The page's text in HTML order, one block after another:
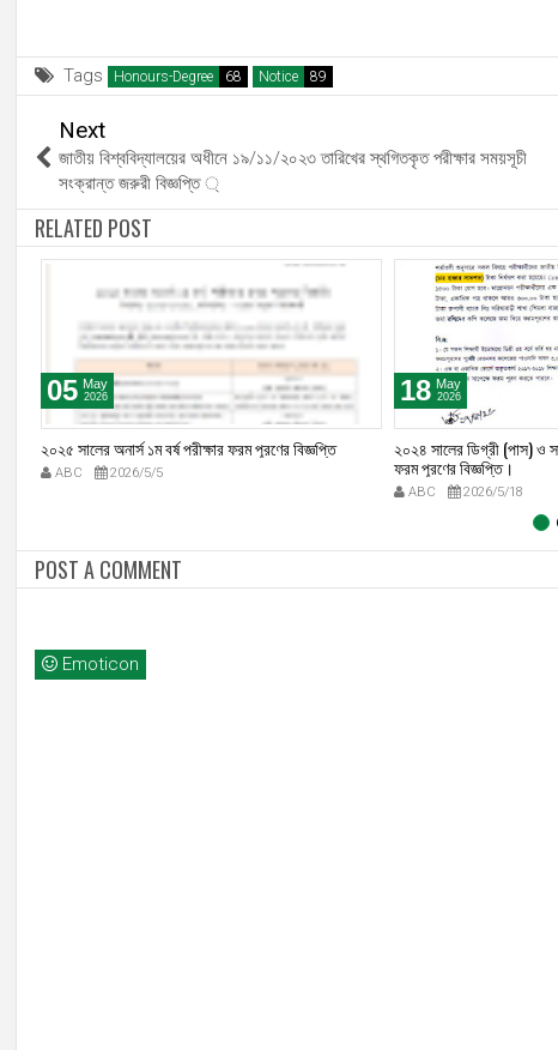
Tags Honours-Degree Notice
Next
জাতীয় বিশ্ববিদ্যালয়ের অধীনে ১৯/১১/২০২৩ তারিখের স্থগিতকৃত পরীক্ষার সময়সূচী
সংক্রান্ত জরুরী বিজ্ঞপ্তি ্
RELATED POST
05 May
2026
২০২৫ সালের অনার্স ১ম বর্ষ পরীক্ষার ফরম পূরণের বিজ্ঞপ্তি
ABC 2026/5/5
18 May
2026
২০২৪ সালের ডিগ্রী (পাস) ও
ফরম পূরণের বিজ্ঞপ্তি।
ABC 2026/5/18
POST A COMMENT
Emoticon